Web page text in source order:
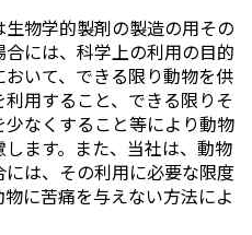
物学的製剤の製造の用その
には、科学上の利用の目的
いて、できる限り動物を供
用すること、できる限りそ
なくすること等により動物
ます。また、当社は、動物
は、その利用に必要な限度
に苦痛を与えない方法によ